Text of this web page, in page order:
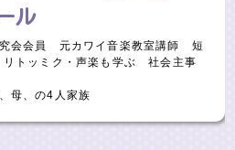
会会員 元カワイ音楽教室講師 短
トッミク・声楽も学ぶ 社会主事
母、の4人家族